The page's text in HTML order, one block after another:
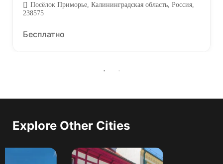
Посёлок Приморье, Калининградская область, Россия,
238575
Бесплатно
Explore Other Cities